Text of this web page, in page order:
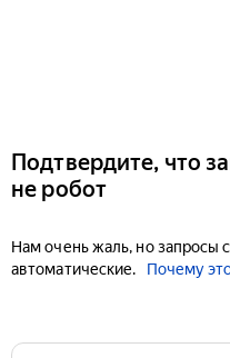
Подтвердите, что
не робот
Нам очень жаль, но запросы
автоматические.
Почему